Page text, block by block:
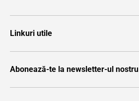
Linkuri utile
Abonează-te la newsletter-ul nostru